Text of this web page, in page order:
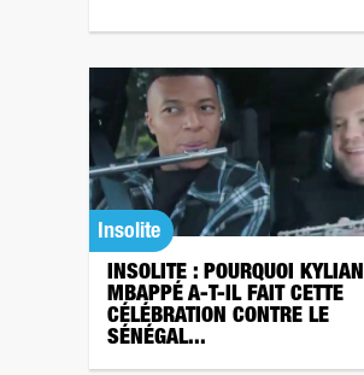
Insolite
INSOLITE : POURQUOI KYLIAN
MBAPPÉ A-T-IL FAIT CETTE
CÉLÉBRATION CONTRE LE
SÉNÉGAL...